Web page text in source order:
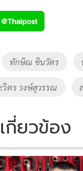
tt
er
p
y
Li
n
k
ทักษิณ ชินวัตร
ตร วงษ์สุวรรณ
กี่ยวข้อง